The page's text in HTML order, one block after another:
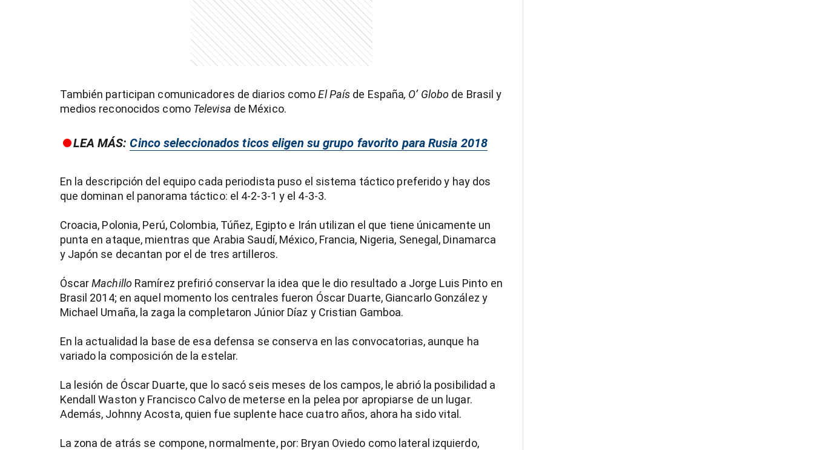
También participan comunicadores de diarios comoEl País de España, O’ Globo de Brasil y
medios reconocidos como Televisa de México.
LEA MÁS: Cinco seleccionados ticos eligen su grupo favorito para Rusia 2018
En la descripción del equipo cada periodista puso el sistema táctico preferido y hay dos
que dominan el panorama táctico: el 4-2-3-1 y el 4-3-3.
Croacia, Polonia, Perú, Colombia, Túñez, Egipto e Irán utilizan el que tiene únicamente un
punta en ataque, mientras que Arabia Saudí, México, Francia, Nigeria, Senegal, Dinamarca
y Japón se decantan por el de tres artilleros.
ÓscarMachilloRamírez prefirió conservar la idea que le dio resultado a Jorge Luis Pinto en
Brasil 2014; en aquel momento los centrales fueron Óscar Duarte, Giancarlo González y
Michael Umaña, la zaga la completaron Júnior Díaz y Cristian Gamboa.
En la actualidad la base de esa defensa se conserva en las convocatorias, aunque ha
variado la composición de la estelar.
La lesión de Óscar Duarte, que lo sacó seis meses de los campos, le abrió la posibilidad a
Kendall Waston y Francisco Calvo de meterse en la pelea por apropiarse de un lugar.
Además, Johnny Acosta, quien fue suplente hace cuatro años, ahora ha sido vital.
La zona de atrás se compone, normalmente, por: Bryan Oviedo como lateral izquierdo,